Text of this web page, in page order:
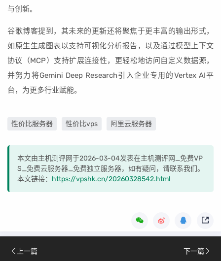
与创新。
谷歌博客提到，其未来的更新还将聚焦于更丰富的输出形式，
如原生生成图表以支持可视化分析报告，以及通过模型上下文
协议（MCP）支持扩展连接性，更轻松地访问自定义数据源，
并努力将Gemini Deep Research引入企业专用的Vertex AI平
台，为更多行业赋能。
性价比服务器 性价比vps 阿里云服务器
本文由主机测评网于2026-03-04发表在主机测评网_免费VP
S_免费云服务器_免费独立服务器，如有疑问，请联系我们。
本文链接： https://vpshk.cn/20260328542.html
上一篇 下一篇